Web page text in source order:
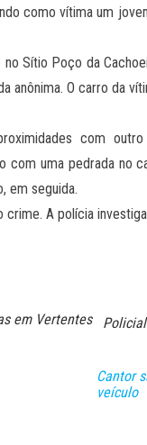
como vítima um
Sítio Poço da
anônima. O carro da
com outro
com uma pedrada no
em seguida.
crime. A polícia
em Vertentes Policial
Cantor
veículo